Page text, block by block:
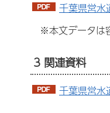
千葉県営水
※本文データは
3 関連資料
千葉県営水